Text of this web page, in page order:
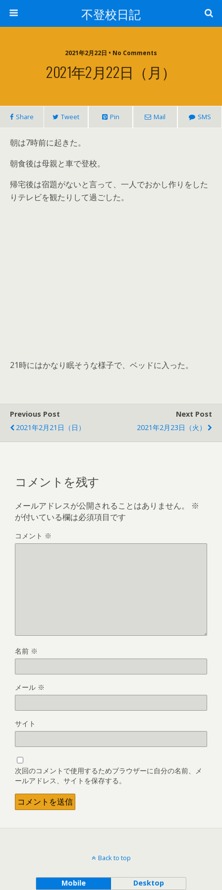
不登校日記
2021年2月22日 • No Comments
2021年2月22日（月）
Share Tweet Pin Mail SMS
朝は7時前に起きた。
朝食後は母親と車で登校。
帰宅後は宿題がないと言って、一人でおかし作りをした
りテレビを観たりして過ごした。
21時にはかなり眠そうな様子で、ベッドに入った。
Previous Post
2021年2月21日（日）
Next Post
2021年2月23日（火）
コメントを残す
メールアドレスが公開されることはありません。
※
が付いている欄は必須項目です
コメント ※
名前 ※
メール ※
サイト
次回のコメントで使用するためブラウザーに自分の名前、メ
ールアドレス、サイトを保存する。
Back to top
Mobile Desktop